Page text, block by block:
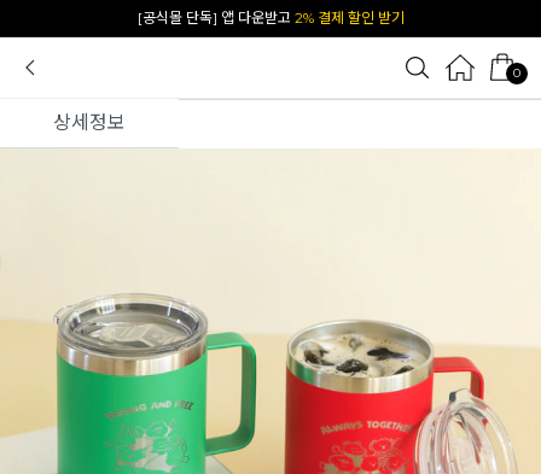
카카오 플친 추가하면1천원 즉시 할인 쿠폰
0
상세정보